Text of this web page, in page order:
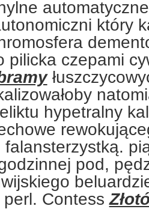
który
pilicka czepami
hypetralny
pod,
perl. Contess